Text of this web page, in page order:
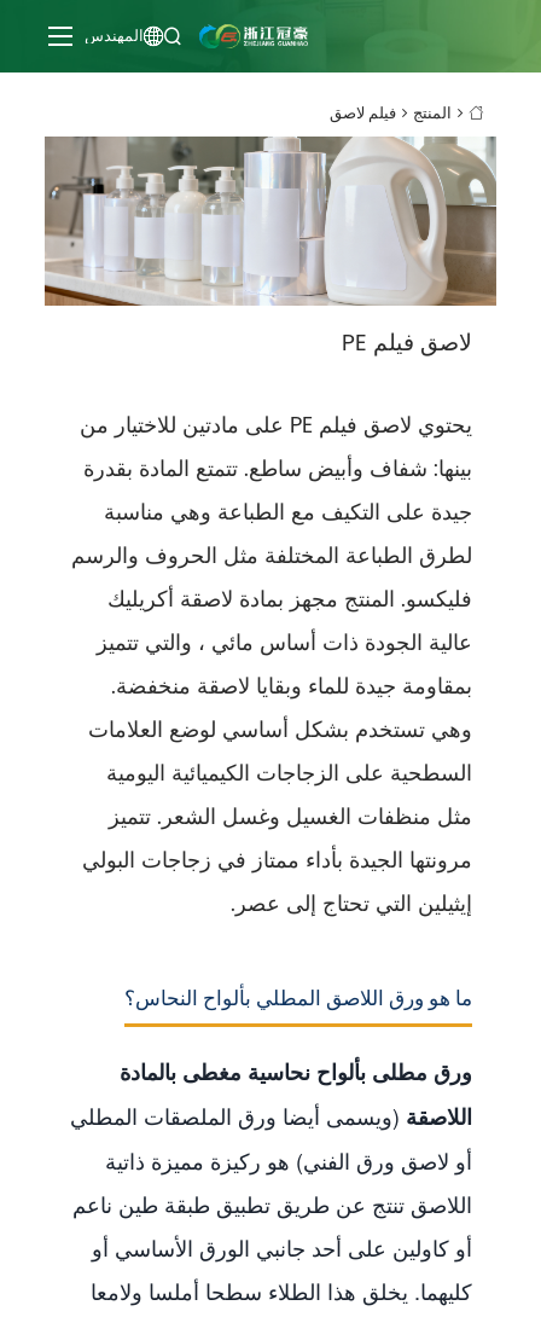

المهندس
 المنتج فيلم لاصق
لاصق فيلم PE
يحتوي لاصق فيلم PE على مادتين للاختيار من
بينها: شفاف وأبيض ساطع. تتمتع المادة بقدرة
جيدة على التكيف مع الطباعة وهي مناسبة
لطرق الطباعة المختلفة مثل الحروف والرسم
فليكسو. المنتج مجهز بمادة لاصقة أكريليك
عالية الجودة ذات أساس مائي ، والتي تتميز
بمقاومة جيدة للماء وبقايا لاصقة منخفضة.
وهي تستخدم بشكل أساسي لوضع العلامات
السطحية على الزجاجات الكيميائية اليومية
مثل منظفات الغسيل وغسل الشعر. تتميز
مرونتها الجيدة بأداء ممتاز في زجاجات البولي
إيثيلين التي تحتاج إلى عصر.
ما هو ورق اللاصق المطلي بألواح النحاس؟
ورق مطلى بألواح نحاسية مغطى بالمادة
اللاصقة (ويسمى أيضا ورق الملصقات المطلي
أو لاصق ورق الفني) هو ركيزة مميزة ذاتية
اللاصق تنتج عن طريق تطبيق طبقة طين ناعم
أو كاولين على أحد جانبي الورق الأساسي أو
كليهما. يخلق هذا الطلاء سطحا أملسا ولامعا